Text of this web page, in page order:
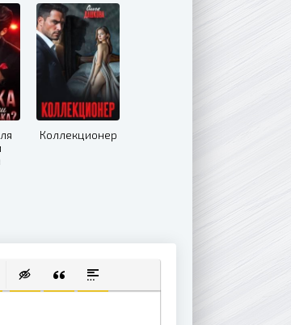
Коллекционер
ЗАЩИЩЕННУЮ ССЫЛКУ
СМАЙЛИК
ВСТАВКА СКРЫТОГО ТЕКСТА
ВСТАВКА ЦИТАТЫ
ВСТАВКА СПОЙЛЕРА